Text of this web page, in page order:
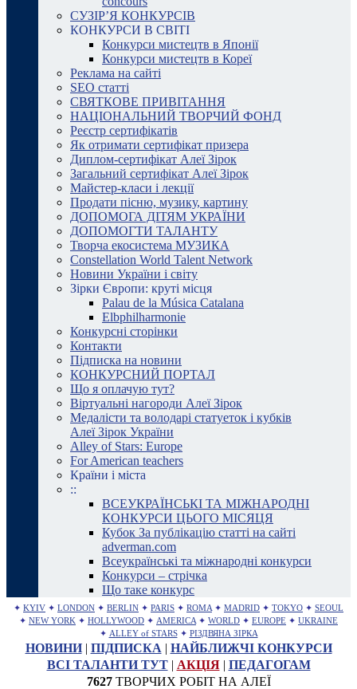
СУЗІР’Я КОНКУРСІВ
КОНКУРСИ В СВІТІ
Конкурси мистецтв в Японії
Конкурси мистецтв в Кореї
Реклама на сайті
SEO статті
СВЯТКОВЕ ПРИВІТАННЯ
НАЦІОНАЛЬНИЙ ТВОРЧИЙ ФОНД
Реєстр сертифікатів
Як отримати сертифікат призера
Диплом-сертифікат Алеї Зірок
Загальний сертифікат Алеї Зірок
Майстер-класи і лекції
Продати пісню, музику, картину
ДОПОМОГА ДІТЯМ УКРАЇНИ
ДОПОМОГТИ ТАЛАНТУ
Творча екосистема МУЗИКА
Constellation World Talent Network
Новини України і світу
Зірки Європи: круті місця
Palau de la Música Catalana
Elbphilharmonie
Конкурсні сторінки
Контакти
Підписка на новини
КОНКУРСНИЙ ПОРТАЛ
Що я оплачую тут?
Віртуальні нагороди Алеї Зірок
Медалісти та володарі статуеток і кубків
Алеї Зірок України
Alley of Stars: Europe
For American teachers
Країни і міста
::
ВСЕУКРАЇНСЬКІ ТА МІЖНАРОДНІ
КОНКУРСИ ЦЬОГО МІСЯЦЯ
Кубок За публікацію статті на сайті
adverman.com
Всеукраїнські та міжнародні конкурси
Конкурси – стрічка
Що таке конкурс
✦ KYIV ✦ LONDON ✦ BERLIN ✦ PARIS ✦ ROMA ✦ MADRID ✦ TOKYO ✦ SEOUL
✦ NEW YORK ✦ HOLLYWOOD ✦ AMERICA ✦ WORLD ✦ EUROPE ✦ UKRAINE
✦ ALLEY of STARS ✦ РІЗДВЯНА ЗІРКА
НОВИНИ| ПІДПИСКА | НАЙБЛИЖЧІ КОНКУРСИ
ВСІ ТАЛАНТИ ТУТ| АКЦІЯ| ПЕДАГОГАМ
7627ТВОРЧИХ РОБІТ НА АЛЕЇ